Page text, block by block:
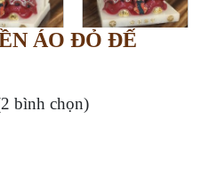
ÁO ĐỎ ĐẾ
bình chọn)